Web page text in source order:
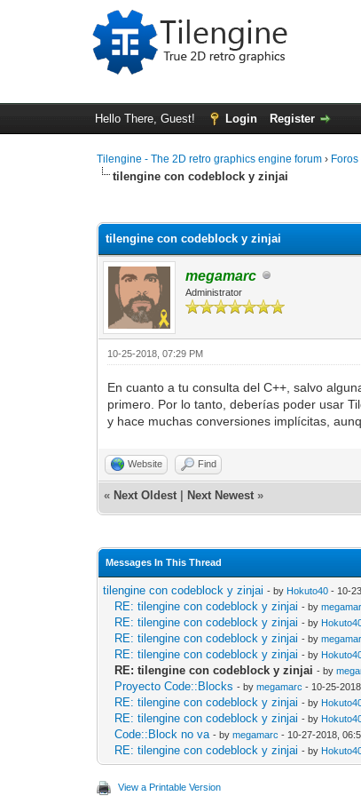
Hello There, Guest! Login Register
Tilengine - The 2D retro graphics engine forum ›
tilengine con codeblock y zinjai
tilengine con codeblock y zinjai
megamarc
Administrator
10-25-2018, 07:29 PM
En cuanto a tu consulta del C++, salvo
primero. Por lo tanto, deberías poder usar
y hace muchas conversiones implícitas,
Website Find
« Next Oldest Next Newest »
Messages In This Thread
tilengine con codeblock y zinjai - by Hokuto40 - 10-
RE: tilengine con codeblock y zinjai - by
RE: tilengine con codeblock y zinjai - by
RE: tilengine con codeblock y zinjai - by
RE: tilengine con codeblock y zinjai - by
RE: tilengine con codeblock y zinjai - by
Proyecto Code::Blocks - bymegamarc - 10-25-
RE: tilengine con codeblock y zinjai - by
RE: tilengine con codeblock y zinjai - by
Code::Block no va - bymegamarc - 10-27-2018,
RE: tilengine con codeblock y zinjai - by
View a Printable Version